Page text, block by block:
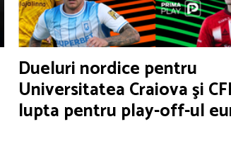
Dueluri nordice pentru
Universitatea Craiova şi
lupta pentru play-off-ul